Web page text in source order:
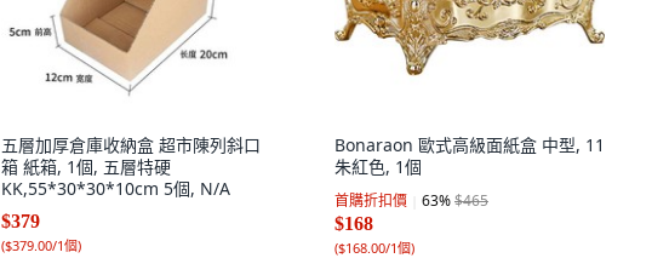
五層加厚倉庫收納盒 超市陳列斜口
箱 紙箱, 1個, 五層特硬
KK,55*30*30*10cm 5個, N/A
$379
($379.00/1個)
Bonaraon 歐式高級面紙盒 中型, 11
朱紅色, 1個
首購折扣價 63%$465
$168
($168.00/1個)